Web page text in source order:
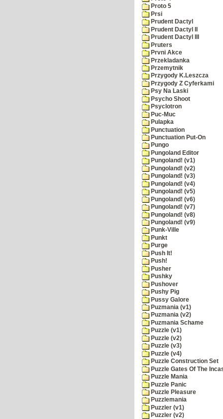
Proto 5
Prsi
Prudent Dactyl
Prudent Dactyl II
Prudent Dactyl III
Pruters
Prvni Akce
Przekladanka
Przemytnik
Przygody K.Leszcza
Przygody Z Cyferkami
Psy Na Laski
Psycho Shoot
Psyclotron
Puc-Muc
Pulapka
Punctuation
Punctuation Put-On
Pungo
Pungoland Editor
Pungoland! (v1)
Pungoland! (v2)
Pungoland! (v3)
Pungoland! (v4)
Pungoland! (v5)
Pungoland! (v6)
Pungoland! (v7)
Pungoland! (v8)
Pungoland! (v9)
Punk-Ville
Punkt
Purge
Push It!
Push!
Pusher
Pushky
Pushover
Pushy Pig
Pussy Galore
Puzmania (v1)
Puzmania (v2)
Puzmania Schame
Puzzle (v1)
Puzzle (v2)
Puzzle (v3)
Puzzle (v4)
Puzzle Construction Set
Puzzle Gates Of The
Puzzle Mania
Puzzle Panic
Puzzle Pleasure
Puzzlemania
Puzzler (v1)
Puzzler (v2)